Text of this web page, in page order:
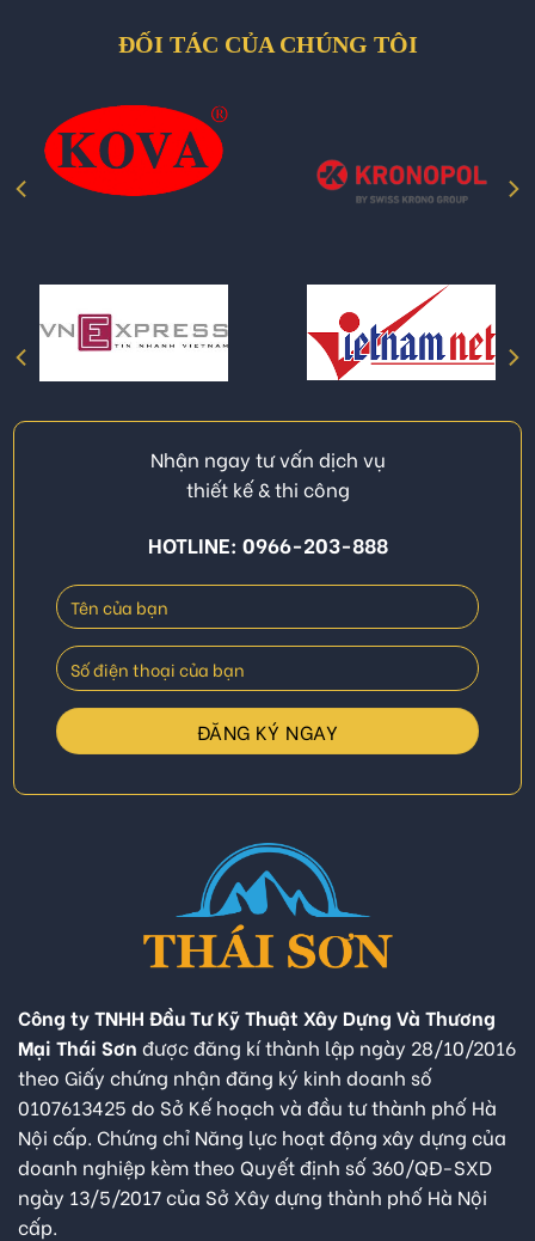
ĐỐI TÁC CỦA CHÚNG TÔI
Nhận ngay tư vấn dịch vụ
thiết kế & thi công
HOTLINE: 0966-203-888
Công ty TNHH Đầu Tư Kỹ Thuật Xây Dựng Và Thương
Mại Thái Sơn được đăng kí thành lập ngày 28/10/2016
theo Giấy chứng nhận đăng ký kinh doanh số
0107613425 do Sở Kế hoạch và đầu tư thành phố Hà
Nội cấp. Chứng chỉ Năng lực hoạt động xây dựng của
doanh nghiệp kèm theo Quyết định số 360/QĐ-SXD
ngày 13/5/2017 của Sở Xây dựng thành phố Hà Nội
cấp.